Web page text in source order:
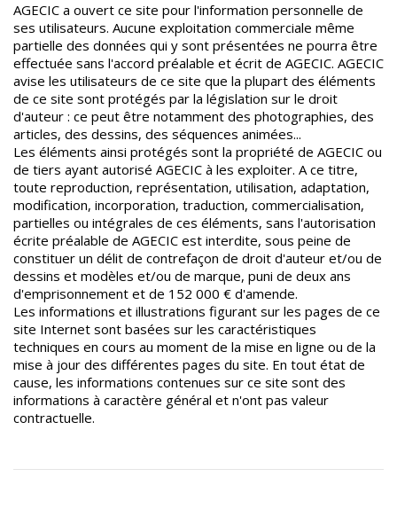
AGECIC a ouvert ce site pour l'information personnelle de
ses utilisateurs. Aucune exploitation commerciale même
partielle des données qui y sont présentées ne pourra être
effectuée sans l'accord préalable et écrit de AGECIC. AGECIC
avise les utilisateurs de ce site que la plupart des éléments
de ce site sont protégés par la législation sur le droit
d'auteur : ce peut être notamment des photographies, des
articles, des dessins, des séquences animées...
Les éléments ainsi protégés sont la propriété de AGECIC ou
de tiers ayant autorisé AGECIC à les exploiter. A ce titre,
toute reproduction, représentation, utilisation, adaptation,
modification, incorporation, traduction, commercialisation,
partielles ou intégrales de ces éléments, sans l'autorisation
écrite préalable de AGECIC est interdite, sous peine de
constituer un délit de contrefaçon de droit d'auteur et/ou de
dessins et modèles et/ou de marque, puni de deux ans
d'emprisonnement et de 152 000 € d'amende.
Les informations et illustrations figurant sur les pages de ce
site Internet sont basées sur les caractéristiques
techniques en cours au moment de la mise en ligne ou de la
mise à jour des différentes pages du site. En tout état de
cause, les informations contenues sur ce site sont des
informations à caractère général et n'ont pas valeur
contractuelle.